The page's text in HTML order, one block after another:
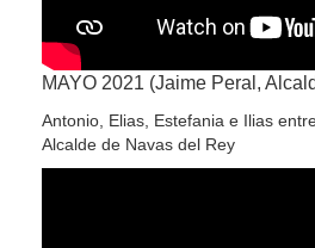
MAYO 2021 (Jaime Peral,
Antonio, Elias, Estefania e Ilias
Alcalde de Navas del Rey